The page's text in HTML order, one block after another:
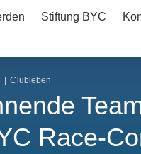
Stiftung BYC
Clubleben
Race-